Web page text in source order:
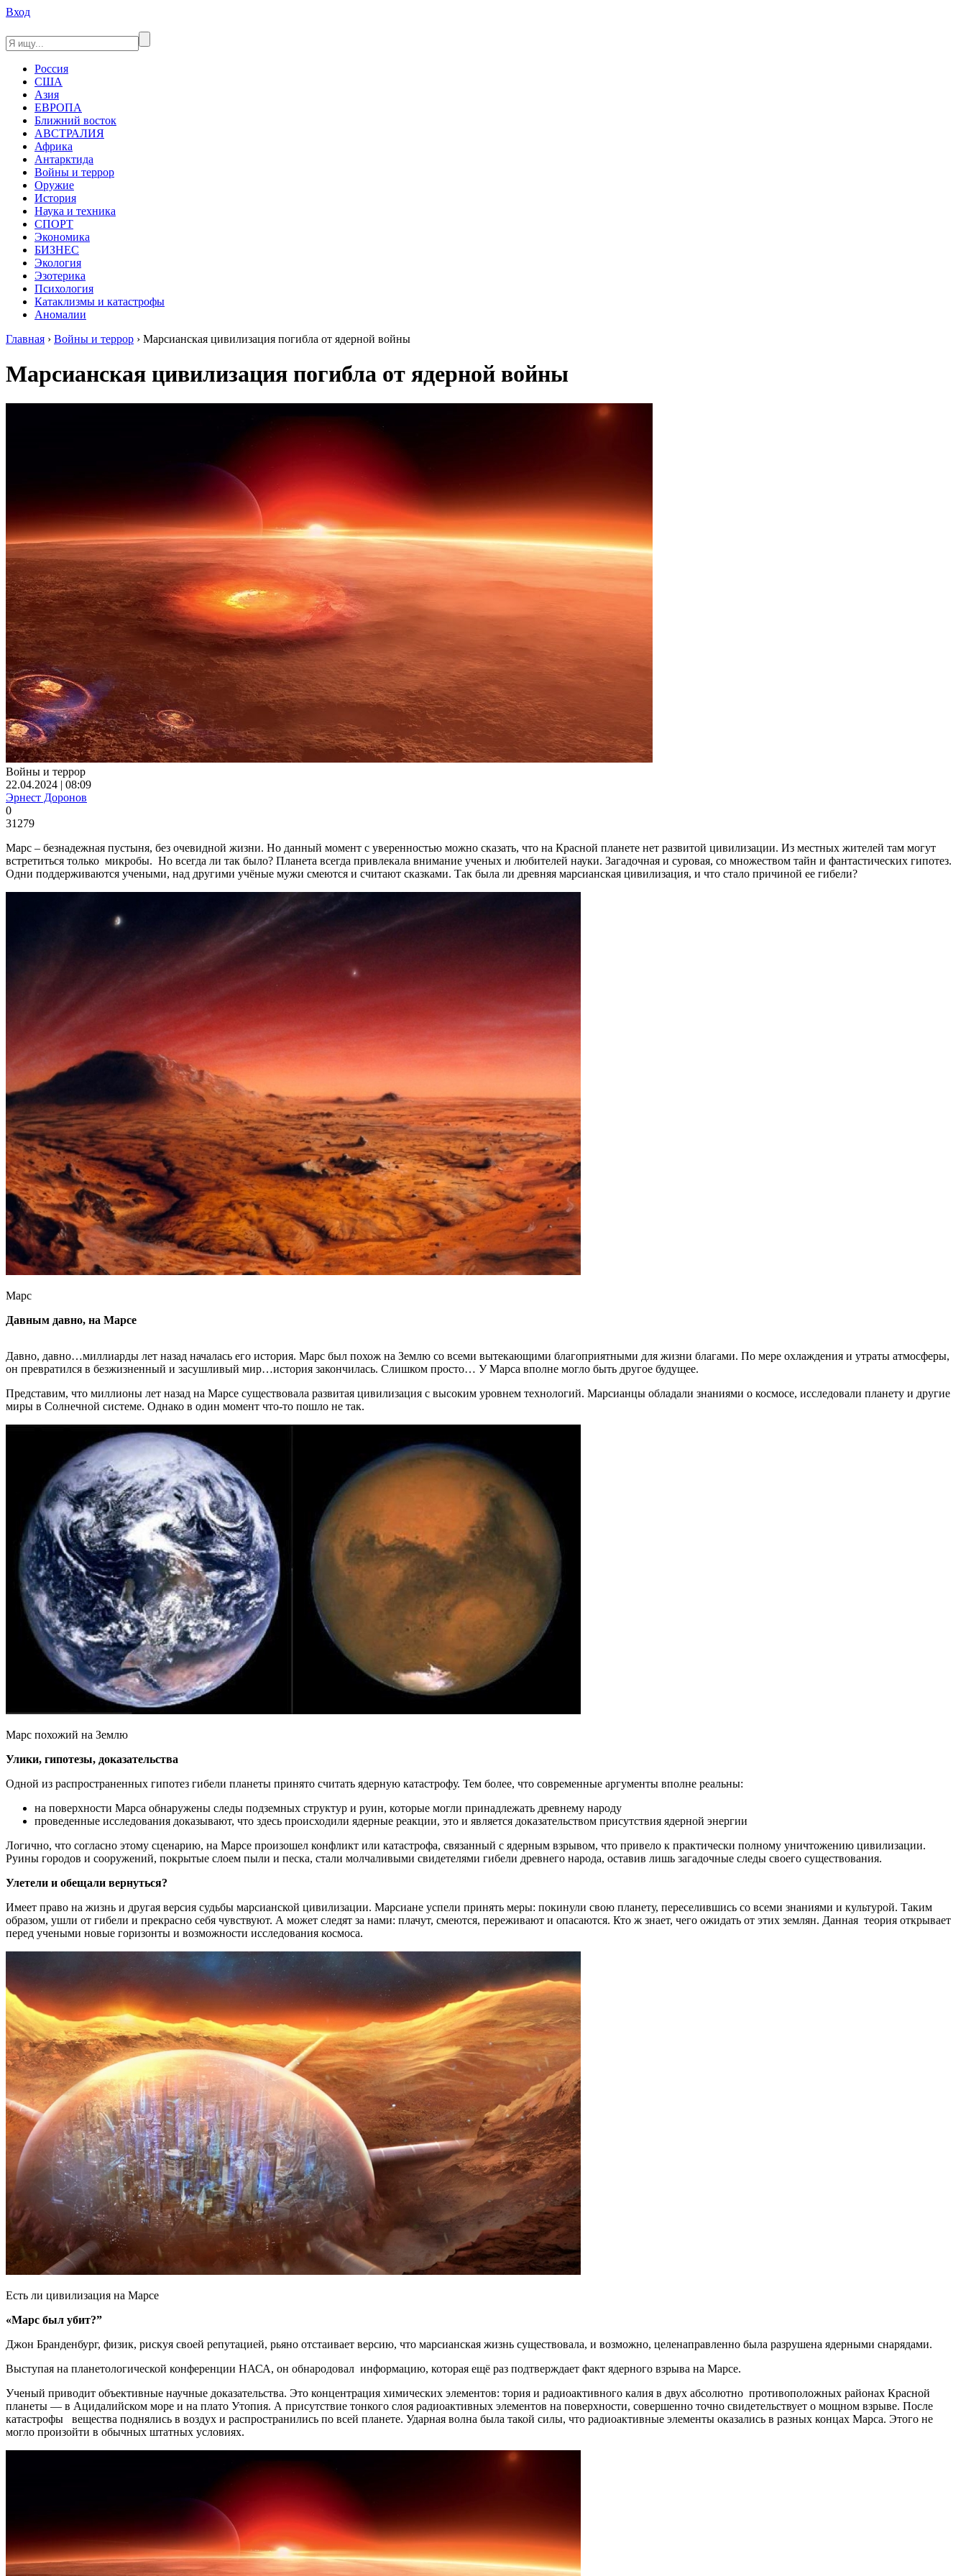
Вход
Россия
США
Азия
ЕВРОПА
Ближний восток
АВСТРАЛИЯ
Африка
Антарктида
Войны и террор
Оружие
История
Наука и техника
СПОРТ
Экономика
БИЗНЕС
Экология
Эзотерика
Психология
Катаклизмы и катастрофы
Аномалии
Главная › Войны и террор › Марсианская цивилизация погибла от ядерной войны
Марсианская цивилизация погибла от ядерной войны
Войны и террор
22.04.2024 | 08:09
Эрнест Доронов
0
31279
Марс – безнадежная пустыня, без очевидной жизни. Но данный момент с уверенностью можно сказать, что на Красной планете нет развитой цивилизации. Из местных жителей там могут
встретиться только микробы. Но всегда ли так было? Планета всегда привлекала внимание ученых и любителей науки. Загадочная и суровая, со множеством тайн и фантастических гипотез.
Одни поддерживаются учеными, над другими учёные мужи смеются и считают сказками. Так была ли древняя марсианская цивилизация, и что стало причиной ее гибели?
Марс
Давным давно, на Марсе
Давно, давно…миллиарды лет назад началась его история. Марс был похож на Землю со всеми вытекающими благоприятными для жизни благами. По мере охлаждения и утраты атмосферы,
он превратился в безжизненный и засушливый мир…история закончилась. Слишком просто… У Марса вполне могло быть другое будущее.
Представим, что миллионы лет назад на Марсе существовала развитая цивилизация с высоким уровнем технологий. Марсианцы обладали знаниями о космосе, исследовали планету и другие
миры в Солнечной системе. Однако в один момент что-то пошло не так.
Марс похожий на Землю
Улики, гипотезы, доказательства
Одной из распространенных гипотез гибели планеты принято считать ядерную катастрофу. Тем более, что современные аргументы вполне реальны:
на поверхности Марса обнаружены следы подземных структур и руин, которые могли принадлежать древнему народу
проведенные исследования доказывают, что здесь происходили ядерные реакции, это и является доказательством присутствия ядерной энергии
Логично, что согласно этому сценарию, на Марсе произошел конфликт или катастрофа, связанный с ядерным взрывом, что привело к практически полному уничтожению цивилизации.
Руины городов и сооружений, покрытые слоем пыли и песка, стали молчаливыми свидетелями гибели древнего народа, оставив лишь загадочные следы своего существования.
Улетели и обещали вернуться?
Имеет право на жизнь и другая версия судьбы марсианской цивилизации. Марсиане успели принять меры: покинули свою планету, переселившись со всеми знаниями и культурой. Таким
образом, ушли от гибели и прекрасно себя чувствуют. А может следят за нами: плачут, смеются, переживают и опасаются. Кто ж знает, чего ожидать от этих землян. Данная теория открывает
перед учеными новые горизонты и возможности исследования космоса.
Есть ли цивилизация на Марсе
«Марс был убит?”
Джон Бранденбург, физик, рискуя своей репутацией, рьяно отстаивает версию, что марсианская жизнь существовала, и возможно, целенаправленно была разрушена ядерными снарядами.
Выступая на планетологической конференции НАСА, он обнародовал информацию, которая ещё раз подтверждает факт ядерного взрыва на Марсе.
Ученый приводит объективные научные доказательства. Это концентрация химических элементов: тория и радиоактивного калия в двух абсолютно противоположных районах Красной
планеты — в Ацидалийском море и на плато Утопия. А присутствие тонкого слоя радиоактивных элементов на поверхности, совершенно точно свидетельствует о мощном взрыве. После
катастрофы вещества поднялись в воздух и распространились по всей планете. Ударная волна была такой силы, что радиоактивные элементы оказались в разных концах Марса. Этого не
могло произойти в обычных штатных условиях.